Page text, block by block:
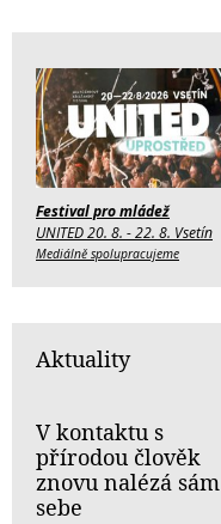
Festival pro mládež
UNITED 20. 8. - 22. 8. Vsetín
Mediálně spolupracujeme
Aktuality
V kontaktu s
přírodou člověk
znovu nalézá sám
sebe